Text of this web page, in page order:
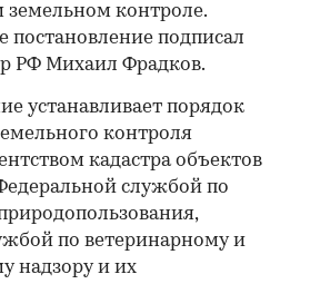
земельном контроле.
постановление подписал
РФ Михаил Фрадков.
устанавливает порядок
контроля
кадастра объектов
службой по
по ветеринарному и
надзору и их